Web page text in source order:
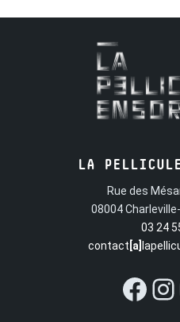
LA
Rue des
08004
03 24
contact [a]